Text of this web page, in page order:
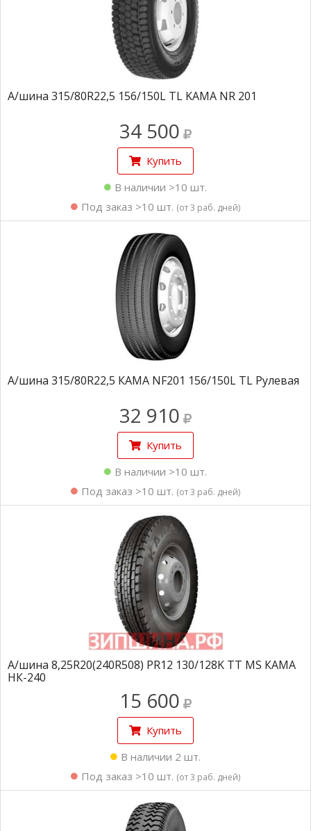
А/шина 315/80R22,5 156/150L TL KAMA NR 201
34 500
Купить
В наличии >10 шт.
Под заказ >10 шт. (от 3 раб. дней)
А/шина 315/80R22,5 КAMA NF201 156/150L TL Рулевая
32 910
Купить
В наличии >10 шт.
Под заказ >10 шт. (от 3 раб. дней)
А/шина 8,25R20(240R508) PR12 130/128K TT MS КАМА
НК-240
15 600
Купить
В наличии 2 шт.
Под заказ >10 шт. (от 3 раб. дней)